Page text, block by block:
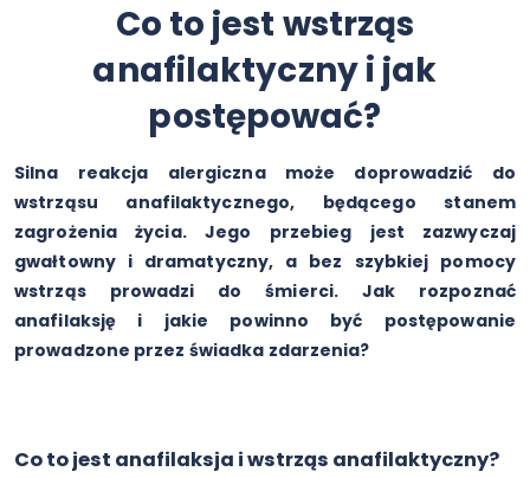
Co to jest wstrząs
anafilaktyczny i jak
postępować?
Silna reakcja alergiczna może doprowadzić do
wstrząsu anafilaktycznego, będącego stanem
zagrożenia życia. Jego przebieg jest zazwyczaj
gwałtowny i dramatyczny, a bez szybkiej pomocy
wstrząs prowadzi do śmierci. Jak rozpoznać
anafilaksję i jakie powinno być postępowanie
prowadzone przez świadka zdarzenia?
Co to jest anafilaksja i wstrząs anafilaktyczny?